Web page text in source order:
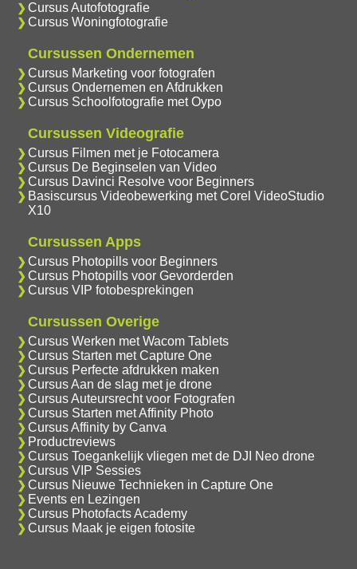
Cursus Autofotografie
Cursus Woningfotografie
Cursussen Ondernemen
Cursus Marketing voor fotografen
Cursus Ondernemen en Afdrukken
Cursus Schoolfotografie met Oypo
Cursussen Videografie
Cursus Filmen met je Fotocamera
Cursus De Beginselen van Video
Cursus Davinci Resolve voor Beginners
Basiscursus Videobewerking met Corel VideoStudio
X10
Cursussen Apps
Cursus Photopills voor Beginners
Cursus Photopills voor Gevorderden
Cursus VIP fotobesprekingen
Cursussen Overige
Cursus Werken met Wacom Tablets
Cursus Starten met Capture One
Cursus Perfecte afdrukken maken
Cursus Aan de slag met je drone
Cursus Auteursrecht voor Fotografen
Cursus Starten met Affinity Photo
Cursus Affinity by Canva
Productreviews
Cursus Toegankelijk vliegen met de DJI Neo drone
Cursus VIP Sessies
Cursus Nieuwe Technieken in Capture One
Events en Lezingen
Cursus Photofacts Academy
Cursus Maak je eigen fotosite